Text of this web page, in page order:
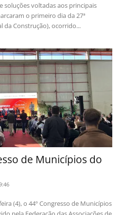
soluções voltadas aos principais
o primeiro dia da 27ª
da Construção), ocorrido...
de Municípios do
(4), o 44º Congresso de Municípios